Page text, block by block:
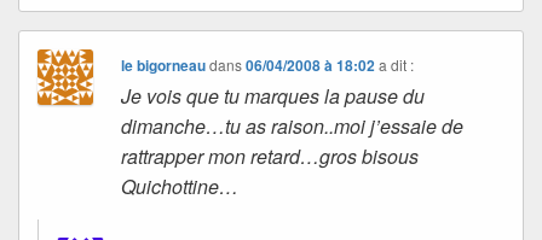
le bigorneaudans06/04/2008 à 18:02 a dit :
Je vois que tu marques la pause du
dimanche…tu as raison..moi j’essaie de
rattrapper mon retard…gros bisous
Quichottine…